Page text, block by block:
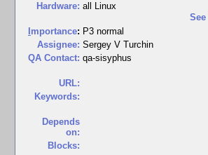
Hardware: all Linux
mportance: P3 normal
Assignee: Sergey V Turchin
QA Contact: qa-sisyphus
URL:
Keywords:
Depends
on:
Blocks: